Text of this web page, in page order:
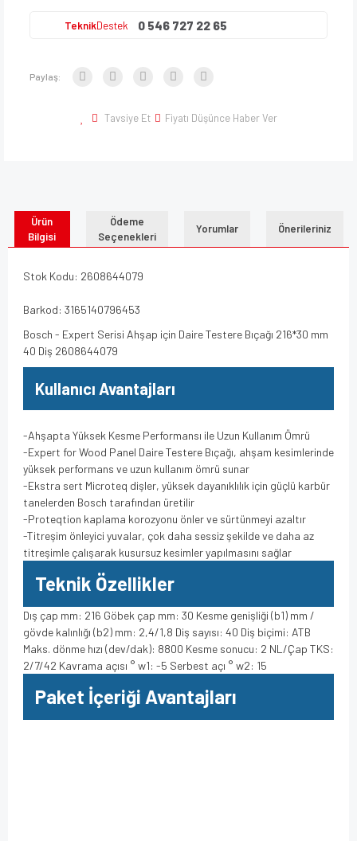
TeknikDestek 0 546 727 22 65
Paylaş:
Tavsiye Et Fiyatı Düşünce Haber Ver
Ürün
Bilgisi
Ödeme
Seçenekleri
Yorumlar Önerileriniz
Stok Kodu: 2608644079
Barkod: 3165140796453
Bosch - Expert Serisi Ahşap için Daire Testere Bıçağı 216*30 mm
40 Diş 2608644079
Kullanıcı Avantajları
-Ahşapta Yüksek Kesme Performansı ile Uzun Kullanım Ömrü
-Expert for Wood Panel Daire Testere Bıçağı, ahşam kesimlerinde
yüksek performans ve uzun kullanım ömrü sunar
-Ekstra sert Microteq dişler, yüksek dayanıklılık için güçlü karbür
tanelerden Bosch tarafından üretilir
-Proteqtion kaplama korozyonu önler ve sürtünmeyi azaltır
-Titreşim önleyici yuvalar, çok daha sessiz şekilde ve daha az
titreşimle çalışarak kusursuz kesimler yapılmasını sağlar
Teknik Özellikler
Dış çap mm: 216 Göbek çap mm: 30 Kesme genişliği (b1) mm /
gövde kalınlığı (b2) mm: 2,4/1,8 Diş sayısı: 40 Diş biçimi: ATB
Maks. dönme hızı (dev/dak): 8800 Kesme sonucu: 2 NL/Çap TKS:
2/7/42 Kavrama açısı ° w1: -5 Serbest açı ° w2: 15
Paket İçeriği Avantajları